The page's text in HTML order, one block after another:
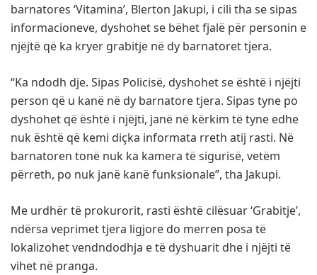
barnatores ‘Vitamina’, Blerton Jakupi, i cili tha se sipas
informacioneve, dyshohet se bëhet fjalë për personin e
njëjtë që ka kryer grabitje në dy barnatoret tjera.
“Ka ndodh dje. Sipas Policisë, dyshohet se është i njëjti
person që u kanë në dy barnatore tjera. Sipas tyne po
dyshohet që është i njëjti, janë në kërkim të tyne edhe
nuk është që kemi diçka informata rreth atij rasti. Në
barnatoren tonë nuk ka kamera të sigurisë, vetëm
përreth, po nuk janë kanë funksionale”, tha Jakupi.
Me urdhër të prokurorit, rasti është cilësuar ‘Grabitje’,
ndërsa veprimet tjera ligjore do merren posa të
lokalizohet vendndodhja e të dyshuarit dhe i njëjti të
vihet në pranga.